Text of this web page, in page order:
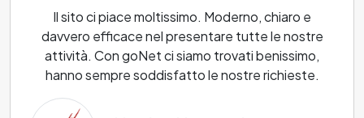
Il sito ci piace moltissimo. Moderno, chiaro e
davvero efficace nel presentare tutte le nostre
attività. Con goNet ci siamo trovati benissimo,
hanno sempre soddisfatto le nostre richieste.